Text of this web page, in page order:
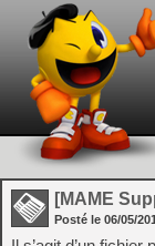
[MAME
Posté le 06/05/